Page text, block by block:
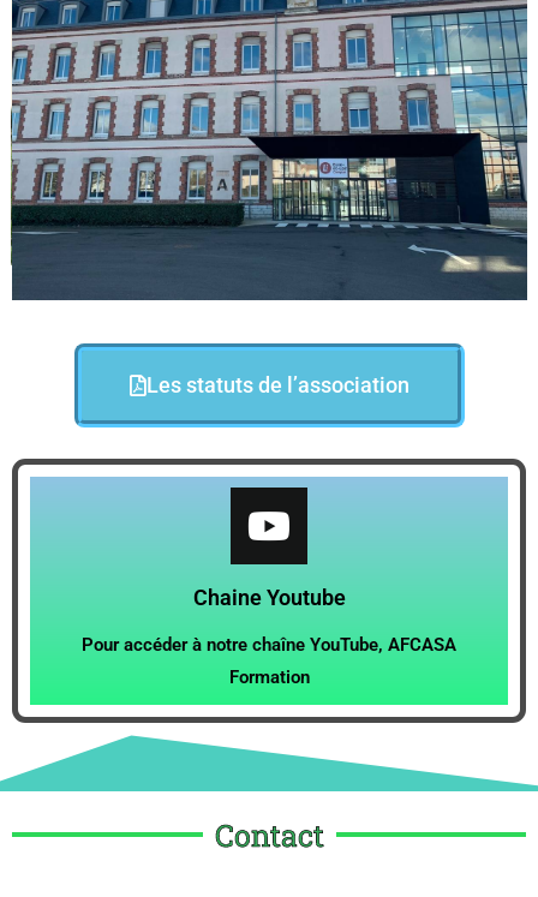
Les statuts de l’association
Chaine Youtube
Pour accéder à notre chaîne YouTube, AFCASA
Formation
Contact